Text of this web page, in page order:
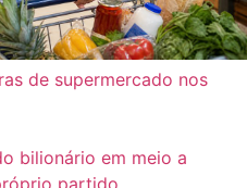
de supermercado nos